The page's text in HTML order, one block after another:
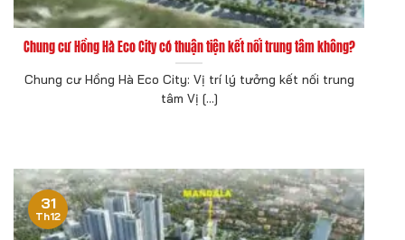
Chung cư Hồng Hà Eco City có thuận tiện kết nối trung tâm không?
Chung cư Hồng Hà Eco City: Vị trí lý tưởng kết nối trung
tâm Vị [...]
31
Th12